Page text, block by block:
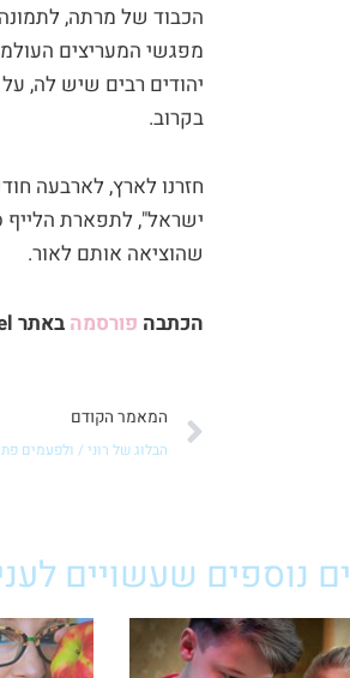
הכבוד של מרתה,
יהודים רבים שיש לה,
בקרוב.
ישראל", לתפארת הלייף
שהוציאה אותם לאור.
הכתבה פורסמה באתר
קודם
המאמר הקודם
הבלוג של רוני / ולפעמים
נוספים שעשויים